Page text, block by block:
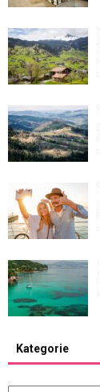
Kategorie
Kategorie